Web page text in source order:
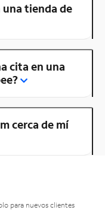
tienda de
cita en una
cerca de mí
para nuevos clientes